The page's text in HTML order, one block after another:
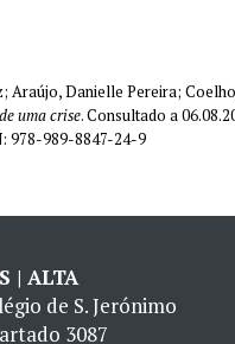
Araújo, Danielle Pereira;
uma crise. Consultado a
978-989-8847-24-9
| ALTA
de S. Jerónimo
3087